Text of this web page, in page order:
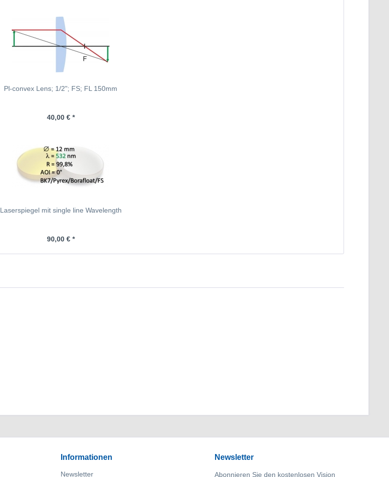
Pl-convex Lens; 1/2"; FS; FL 150mm
40,00 € *
Laserspiegel mit single line Wavelength
90,00 € *
Informationen
Newsletter
Newsletter
Abonnieren Sie den kostenlosen Vision